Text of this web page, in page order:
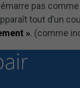
pas
tout d’un
». (comme